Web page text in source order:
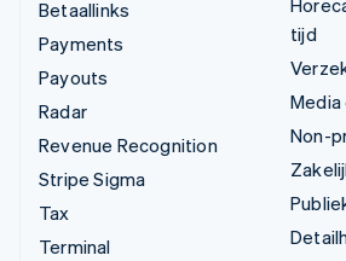
Betaallinks
Payments
Payouts
Radar
Revenue Recognition
Stripe Sigma
Tax
Terminal
tijd
Non-